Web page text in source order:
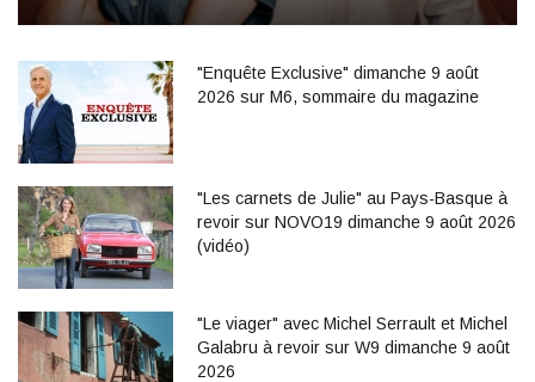
"Enquête Exclusive" dimanche 9 août
2026 sur M6, sommaire du magazine
"Les carnets de Julie" au Pays-Basque à
revoir sur NOVO19 dimanche 9 août 2026
(vidéo)
"Le viager" avec Michel Serrault et Michel
Galabru à revoir sur W9 dimanche 9 août
2026